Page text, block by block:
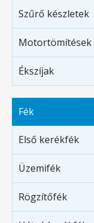
Szűrő készletek
Motortömítések
Ékszíjak
Fék
Első kerékfék
Üzemifék
Rögzítőfék